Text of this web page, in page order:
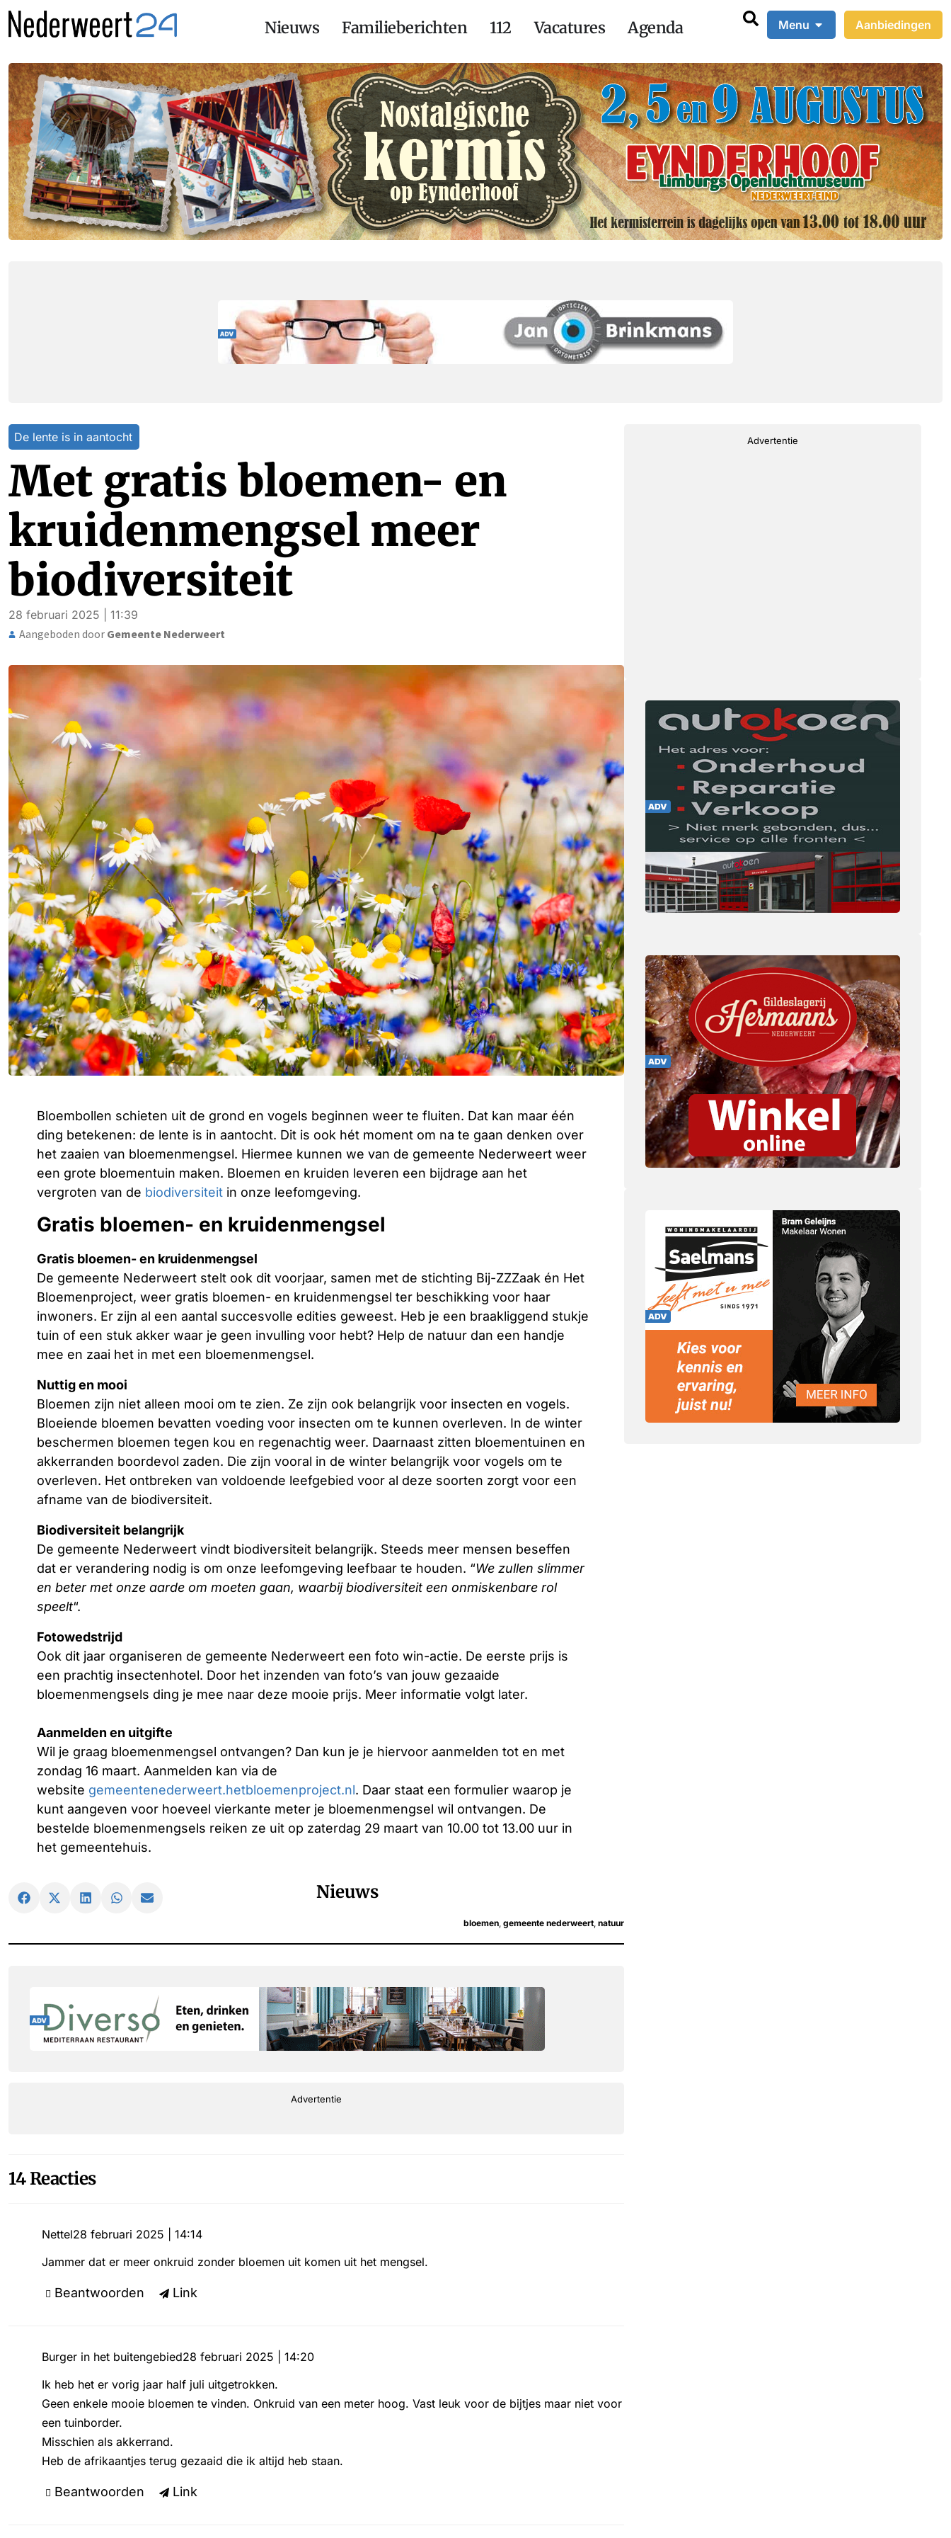
Nieuws Familieberichten 112 Vacatures Agenda Menu Aanbiedingen
De lente is in aantocht
Met gratis bloemen- en
kruidenmengsel meer
biodiversiteit
28 februari 2025 | 11:39
Aangeboden door Gemeente Nederweert
Bloembollen schieten uit de grond en vogels beginnen weer te fluiten. Dat kan maar één
ding betekenen: de lente is in aantocht. Dit is ook hét moment om na te gaan denken over
het zaaien van bloemenmengsel. Hiermee kunnen we van de gemeente Nederweert weer
een grote bloementuin maken. Bloemen en kruiden leveren een bijdrage aan het
vergroten van de biodiversiteit in onze leefomgeving.
Gratis bloemen- en kruidenmengsel
Gratis bloemen- en kruidenmengsel
De gemeente Nederweert stelt ook dit voorjaar, samen met de stichting Bij-ZZZaak én Het
Bloemenproject, weer gratis bloemen- en kruidenmengsel ter beschikking voor haar
inwoners. Er zijn al een aantal succesvolle edities geweest. Heb je een braakliggend stukje
tuin of een stuk akker waar je geen invulling voor hebt? Help de natuur dan een handje
mee en zaai het in met een bloemenmengsel.
Nuttig en mooi
Bloemen zijn niet alleen mooi om te zien. Ze zijn ook belangrijk voor insecten en vogels.
Bloeiende bloemen bevatten voeding voor insecten om te kunnen overleven. In de winter
beschermen bloemen tegen kou en regenachtig weer. Daarnaast zitten bloementuinen en
akkerranden boordevol zaden. Die zijn vooral in de winter belangrijk voor vogels om te
overleven. Het ontbreken van voldoende leefgebied voor al deze soorten zorgt voor een
afname van de biodiversiteit.
Biodiversiteit belangrijk
De gemeente Nederweert vindt biodiversiteit belangrijk. Steeds meer mensen beseffen
dat er verandering nodig is om onze leefomgeving leefbaar te houden. “We zullen slimmer
en beter met onze aarde om moeten gaan, waarbij biodiversiteit een onmiskenbare rol
speelt“.
Fotowedstrijd
Ook dit jaar organiseren de gemeente Nederweert een foto win-actie. De eerste prijs is
een prachtig insectenhotel. Door het inzenden van foto’s van jouw gezaaide
bloemenmengsels ding je mee naar deze mooie prijs. Meer informatie volgt later.
Aanmelden en uitgifte
Wil je graag bloemenmengsel ontvangen? Dan kun je je hiervoor aanmelden tot en met
zondag 16 maart. Aanmelden kan via de
website gemeentenederweert.hetbloemenproject.nl. Daar staat een formulier waarop je
kunt aangeven voor hoeveel vierkante meter je bloemenmengsel wil ontvangen. De
bestelde bloemenmengsels reiken ze uit op zaterdag 29 maart van 10.00 tot 13.00 uur in
het gemeentehuis.
Nieuws
bloemen gemeente nederweert natuur
Advertentie
14 Reacties
Nettel28 februari 2025 | 14:14
Jammer dat er meer onkruid zonder bloemen uit komen uit het mengsel.
Beantwoorden Link
Burger in het buitengebied28 februari 2025 | 14:20
Ik heb het er vorig jaar half juli uitgetrokken.
Geen enkele mooie bloemen te vinden. Onkruid van een meter hoog. Vast leuk voor de bijtjes maar niet voor
een tuinborder.
Misschien als akkerrand.
Heb de afrikaantjes terug gezaaid die ik altijd heb staan.
Beantwoorden Link
Advertentie